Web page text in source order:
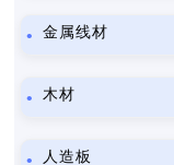
金属线材
木材
人造板